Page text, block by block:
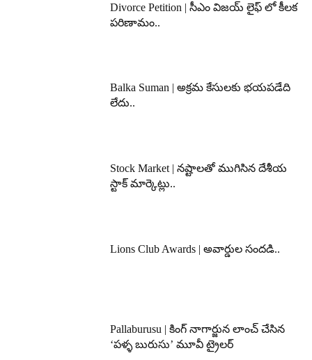
Divorce Petition | సీఎం విజయ్ లైఫ్ లో కీలక
పరిణామం..
Balka Suman | అక్రమ కేసులకు భయపడేది
లేదు..
Stock Market | నష్టాలతో ముగిసిన దేశీయ
స్టాక్ మార్కెట్లు..
Lions Club Awards | అవార్డుల సందడి..
Pallaburusu | కింగ్ నాగార్జున లాంచ్ చేసిన
‘పళ్ళ బురుసు’ మూవీ ట్రైలర్